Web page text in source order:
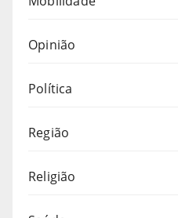
Opinião
Política
Região
Religião